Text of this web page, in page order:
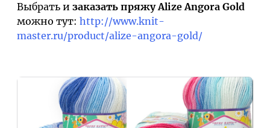
Выбрать и заказать пряжу Alize Angora Gold
можно тут: http://www.knit-
master.ru/product/alize-angora-gold/